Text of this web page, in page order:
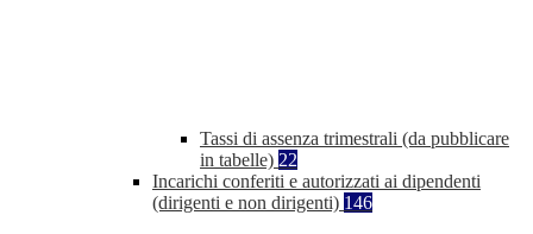
Tassi di assenza trimestrali (da pubblicare
in tabelle) 22
Incarichi conferiti e autorizzati ai dipendenti
(dirigenti e non dirigenti) 146